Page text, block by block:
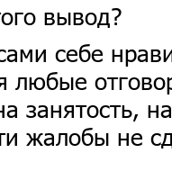
вывод?
себе
любые
занятость,
жалобы не